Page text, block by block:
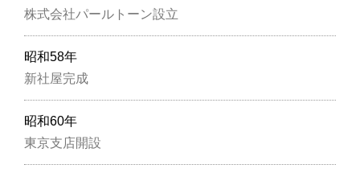
株式会社パールトーン設立
昭和58年
新社屋完成
昭和60年
東京支店開設